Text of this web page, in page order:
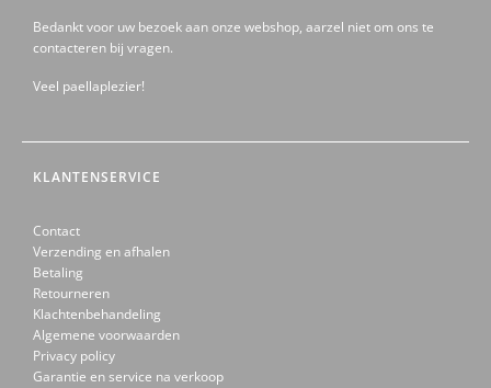
Bedankt voor uw bezoek aan onze webshop, aarzel niet om ons te
contacteren bij vragen.
Veel paellaplezier!
KLANTENSERVICE
Contact
Verzending en afhalen
Betaling
Retourneren
Klachtenbehandeling
Algemene voorwaarden
Privacy policy
Garantie en service na verkoop